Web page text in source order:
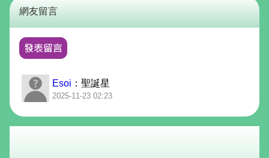
網友留言
Esoi ：聖誕星
2025-11-23 02:23